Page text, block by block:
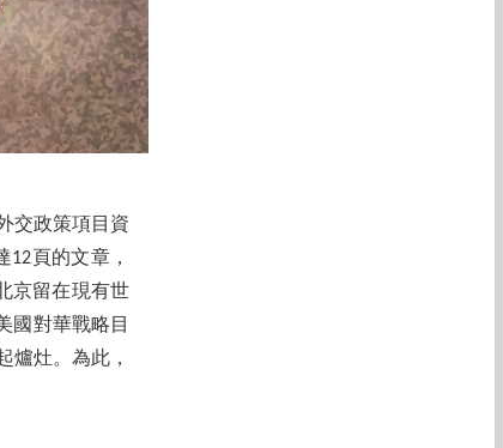
交政策項目資
頁的文章，
京留在現有世
國對華戰略目
爐灶。為此，